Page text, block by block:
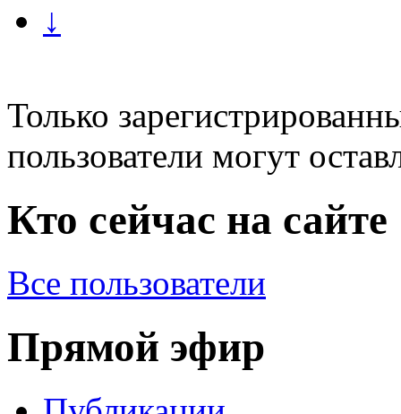
↓
Только
пользователи могут
Кто сейчас на сайте
Все пользователи
Прямой эфир